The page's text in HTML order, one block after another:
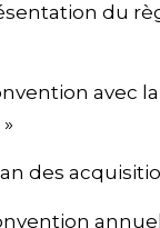
du
avec
des